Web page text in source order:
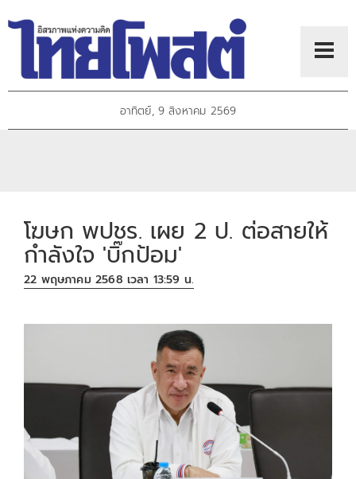
อาทิตย์, 9 สิงหาคม 2569
โฆษก พปชร. เผย 2 ป. ต่อสายให้
กำลังใจ 'บิ๊กป้อม'
22 พฤษภาคม 2568 เวลา 13:59 น.